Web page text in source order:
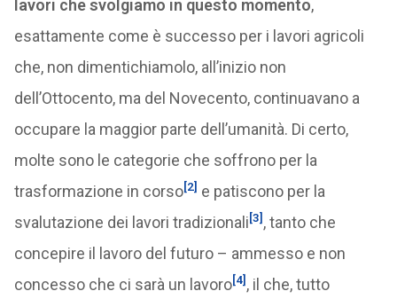
lavori che svolgiamo in questo momento,
esattamente come è successo per i lavori agricoli
che, non dimentichiamolo, all’inizio non
dell’Ottocento, ma del Novecento, continuavano a
occupare la maggior parte dell’umanità. Di certo,
molte sono le categorie che soffrono per la
trasformazione in corso[2] e patiscono per la
svalutazione dei lavori tradizionali[3] , tanto che
concepire il lavoro del futuro – ammesso e non
concesso che ci sarà un lavoro[4] , il che, tutto